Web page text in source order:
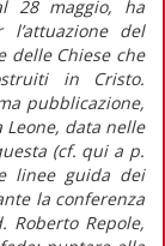
28 maggio, ha
del
delle Chiese che
in Cristo.
pubblicazione,
Leone, data nelle
(cf. qui a p.
linee guida dei
la conferenza
Roberto Repole,